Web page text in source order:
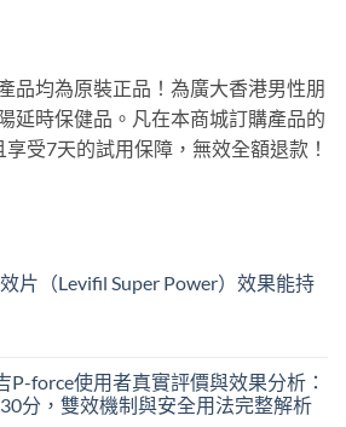
品均為原裝正品！為廣大香港男性朋
延時保健品。凡在本商城訂購產品的
受7天的試用保障，無效全額退款！
片（Levifil Super Power）效果能持
P-force使用者真實評價與效果分析：
分，雙效機制與安全用法完整解析